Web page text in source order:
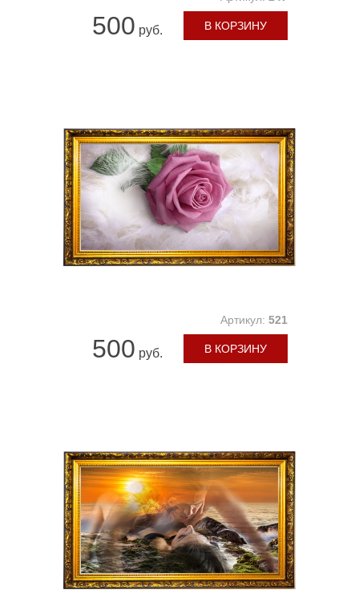
500 руб. В КОРЗИНУ
Артикул: 521
500 руб. В КОРЗИНУ